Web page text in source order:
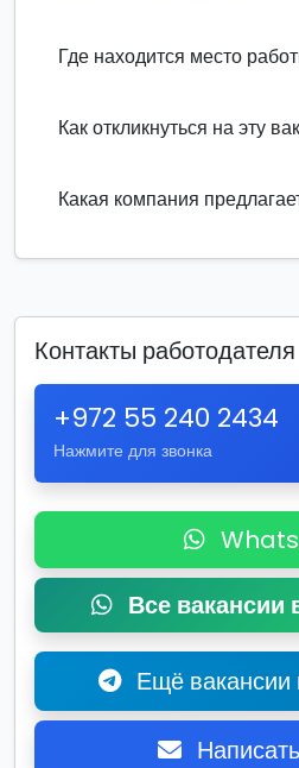
Где находится место
Как откликнуться на эту
Какая компания
Контакты работодателя
+972 55 240 2434
Нажмите для звонка
Все
Ещё